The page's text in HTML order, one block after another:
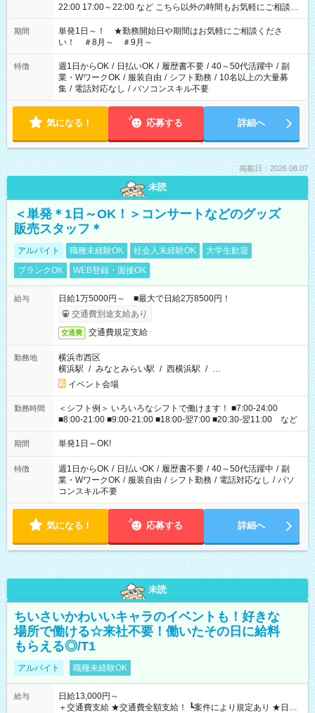
22:00 17:00～22:00 など こちら以外の時間もお気軽にご相談く
ださい！
期間
単発1日～！ ★勤務開始日や期間はお気軽にご相談くださ
い！ ＃8月～ ＃9月～
特徴 週1日からOK / 日払いOK / 履歴書不要 / 40～50代活躍中 / 副
業・WワークOK / 服装自由 / シフト勤務 / 10名以上の大量募
集 / 電話対応なし / パソコンスキル不要
気になる！ 応募する 詳細へ
掲載日：2026.08.07
未読
＜単発＊1日～OK！＞コンサートなどのグッズ
販売スタッフ＊
アルバイト 職種未経験OK 社会人未経験OK
大学生歓迎
ブランクOK
WEB登録・面接OK
給与
日給1万5000円～ ■最大で日給2万8500円！
交通費別途支給あり
交通費 交通費規定支給
勤務地
横浜市西区
横浜駅 / みなとみらい駅 / 西横浜駅 / …
イベント会場
勤務時間
＜シフト例＞ いろいろなシフトで働けます！ ■7:00-24:00
■8:00-21:00 ■9:00-21:00 ■18:00-翌7:00 ■20:30-翌11:00 など
期間 単発1日～OK!
特徴 週1日からOK / 日払いOK / 履歴書不要 / 40～50代活躍中 / 副
業・WワークOK / 服装自由 / シフト勤務 / 電話対応なし / パソ
コンスキル不要
気になる！ 応募する 詳細へ
未読
ちいさいかわいいキャラのイベントも！好きな
場所で働ける☆来社不要！働いたその日に給料
もらえる◎/T1
アルバイト 職種未経験OK
給与
日給13,000円～
＋交通費支給 ★交通費全額支給！ ┗案件により規定あり ★日払